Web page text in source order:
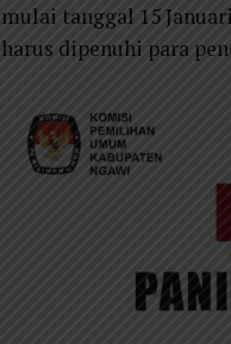
mulai tanggal 15
harus dipenuhi para